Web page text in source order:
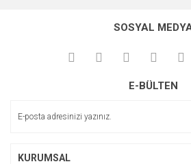
kullanarak tarafımıza iletebilirsiniz.
Görüş ve önerileriniz için teşekkür ederiz.
Ürün açıklamasında eksik bilgiler
SOSYAL
E-BÜLTEN
KURUMSAL